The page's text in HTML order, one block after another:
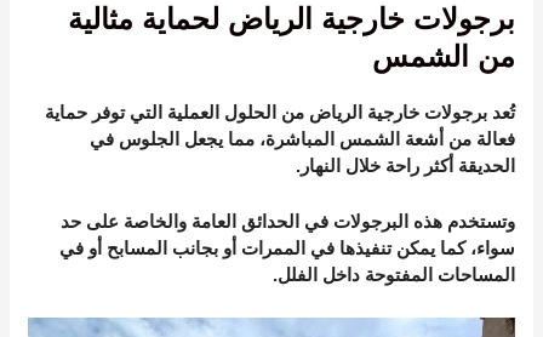
برجولات خارجية الرياض لحماية مثالية
من الشمس
تُعد برجولات خارجية الرياض من الحلول العملية التي توفر حماية
فعالة من أشعة الشمس المباشرة، مما يجعل الجلوس في
الحديقة أكثر راحة خلال النهار.
وتستخدم هذه البرجولات في الحدائق العامة والخاصة على حد
سواء، كما يمكن تنفيذها في الممرات أو بجانب المسابح أو في
المساحات المفتوحة داخل الفلل.